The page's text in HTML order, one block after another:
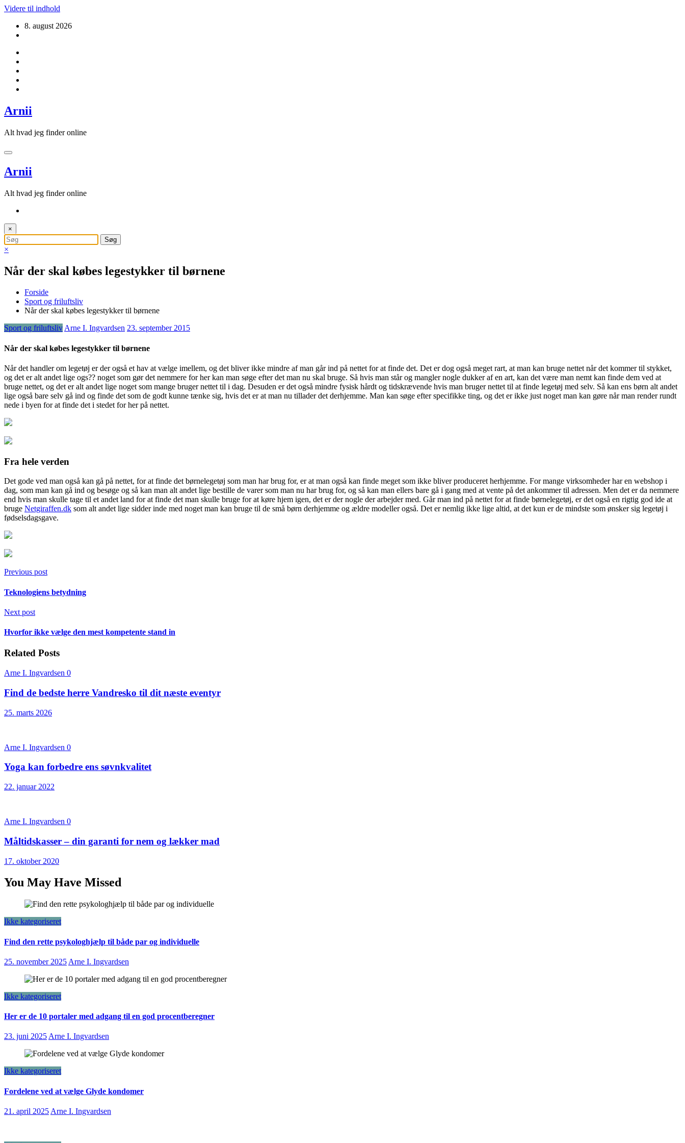
Videre til indhold
8. august 2026
Arnii
Alt hvad jeg finder online
Arnii
Alt hvad jeg finder online
×
×
Når der skal købes legestykker til børnene
Forside
Sport og friluftsliv
Når der skal købes legestykker til børnene
Sport og friluftslivArne I. Ingvardsen 23. september 2015
Når der skal købes legestykker til børnene
Når det handler om legetøj er der også et hav at vælge imellem, og det bliver ikke mindre af man går ind på nettet for at finde det. Det er dog også meget rart, at man kan bruge nettet når det kommer til stykket,
og det er alt andet lige ogs?? noget som gør det nemmere for her kan man søge efter det man nu skal bruge. Så hvis man står og mangler nogle dukker af en art, kan det være man nemt kan finde dem ved at
bruge nettet, og det er alt andet lige noget som mange bruger nettet til i dag. Desuden er det også mindre fysisk hårdt og tidskrævende hvis man bruger nettet til at finde legetøj med selv. Så kan ens børn alt andet
lige også bare selv gå ind og finde det som de godt kunne tænke sig, hvis det er at man nu tillader det derhjemme. Man kan søge efter specifikke ting, og det er ikke just noget man kan gøre når man render rundt
nede i byen for at finde det i stedet for her på nettet.
Fra hele verden
Det gode ved man også kan gå på nettet, for at finde det børnelegetøj som man har brug for, er at man også kan finde meget som ikke bliver produceret herhjemme. For mange virksomheder har en webshop i
dag, som man kan gå ind og besøge og så kan man alt andet lige bestille de varer som man nu har brug for, og så kan man ellers bare gå i gang med at vente på det ankommer til adressen. Men det er da nemmere
end hvis man skulle tage til et andet land for at finde det man skulle bruge for at køre hjem igen, det er der nogle der arbejder med. Går man ind på nettet for at finde børnelegetøj, er det også en rigtig god ide at
bruge Netgiraffen.dk som alt andet lige sidder inde med noget man kan bruge til de små børn derhjemme og ældre modeller også. Det er nemlig ikke lige altid, at det kun er de mindste som ønsker sig legetøj i
fødselsdagsgave.
Previous post
Teknologiens betydning
Next post
Hvorfor ikke vælge den mest kompetente stand in
Related Posts
Arne I. Ingvardsen 0
Find de bedste herre Vandresko til dit næste eventyr
25. marts 2026
Arne I. Ingvardsen 0
Yoga kan forbedre ens søvnkvalitet
22. januar 2022
Arne I. Ingvardsen 0
Måltidskasser – din garanti for nem og lækker mad
17. oktober 2020
You May Have Missed
Ikke kategoriseret
Find den rette psykologhjælp til både par og individuelle
25. november 2025 Arne I. Ingvardsen
Ikke kategoriseret
Her er de 10 portaler med adgang til en god procentberegner
23. juni 2025 Arne I. Ingvardsen
Ikke kategoriseret
Fordelene ved at vælge Glyde kondomer
21. april 2025 Arne I. Ingvardsen